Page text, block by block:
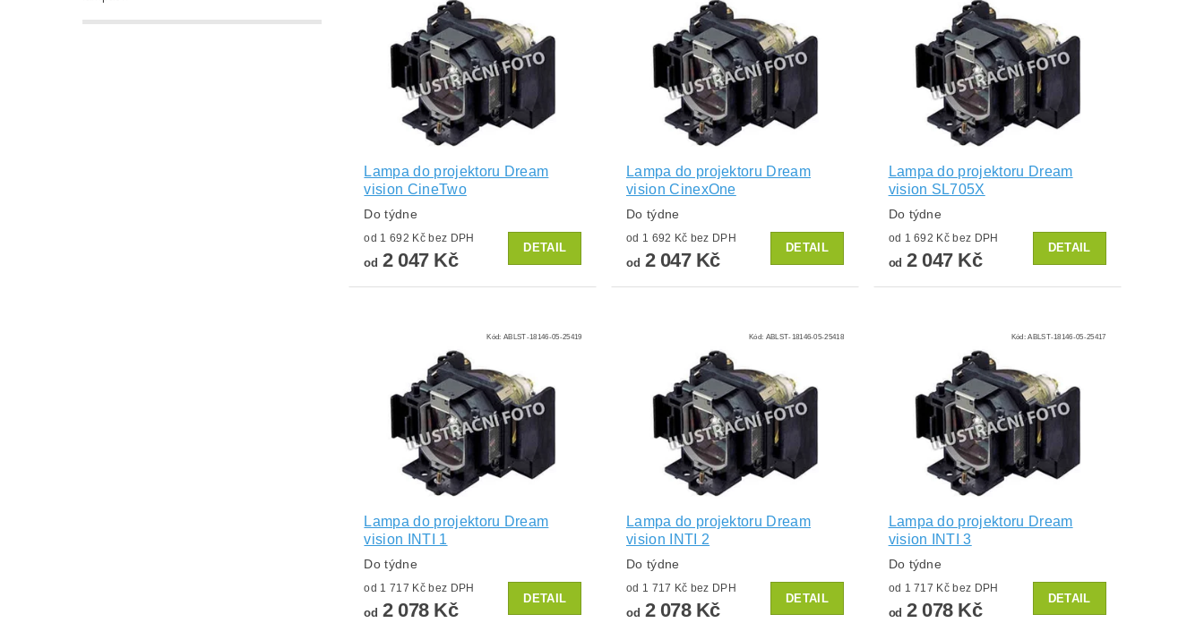
Lampa do projektoru Dream
vision CineTwo
Do týdne
od 1 692 Kč bez DPH
od 2 047 Kč
DETAIL
Lampa do projektoru Dream
vision CinexOne
Do týdne
od 1 692 Kč bez DPH
od 2 047 Kč
DETAIL
Lampa do projektoru Dream
vision SL705X
Do týdne
od 1 692 Kč bez DPH
od 2 047 Kč
DETAIL
Kód:ABLST-18146-05-25419
Lampa do projektoru Dream
vision INTI 1
Do týdne
od 1 717 Kč bez DPH
od 2 078 Kč
DETAIL
Kód: ABLST-18146-05-25418
Lampa do projektoru Dream
vision INTI 2
Do týdne
od 1 717 Kč bez DPH
od 2 078 Kč
DETAIL
Kód:ABLST-18146-05-25417
Lampa do projektoru Dream
vision INTI 3
Do týdne
od 1 717 Kč bez DPH
od 2 078 Kč
DETAIL